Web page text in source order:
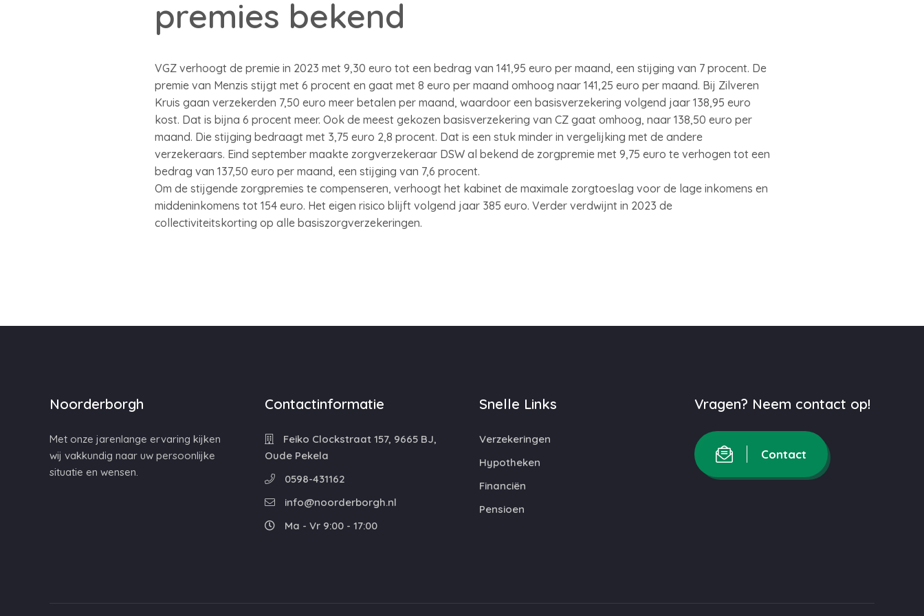
premies bekend
VGZ verhoogt de premie in 2023 met 9,30 euro tot een bedrag van 141,95 euro per maand, een stijging van 7 procent. De
premie van Menzis stijgt met 6 procent en gaat met 8 euro per maand omhoog naar 141,25 euro per maand. Bij Zilveren
Kruis gaan verzekerden 7,50 euro meer betalen per maand, waardoor een basisverzekering volgend jaar 138,95 euro
kost. Dat is bijna 6 procent meer. Ook de meest gekozen basisverzekering van CZ gaat omhoog, naar 138,50 euro per
maand. Die stijging bedraagt met 3,75 euro 2,8 procent. Dat is een stuk minder in vergelijking met de andere
verzekeraars. Eind september maakte zorgverzekeraar DSW al bekend de zorgpremie met 9,75 euro te verhogen tot een
bedrag van 137,50 euro per maand, een stijging van 7,6 procent.
Om de stijgende zorgpremies te compenseren, verhoogt het kabinet de maximale zorgtoeslag voor de lage inkomens en
middeninkomens tot 154 euro. Het eigen risico blijft volgend jaar 385 euro. Verder verdwijnt in 2023 de
collectiviteitskorting op alle basiszorgverzekeringen.
Noorderborgh
Met onze jarenlange ervaring kijken
wij vakkundig naar uw persoonlijke
situatie en wensen.
Contactinformatie
Feiko Clockstraat 157, 9665 BJ,
Oude Pekela
0598-431162
info@noorderborgh.nl
Ma - Vr 9:00 - 17:00
Snelle Links
Verzekeringen
Hypotheken
Financiën
Pensioen
Vragen? Neem contact op!
Contact